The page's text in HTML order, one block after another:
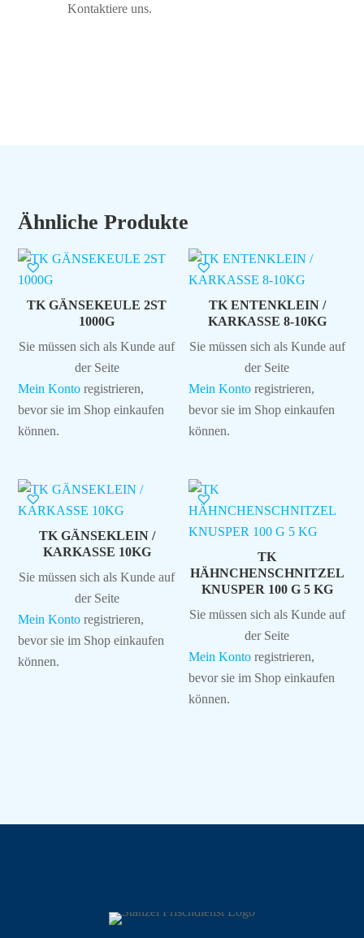
Kontaktiere uns.
Ähnliche Produkte
TK GÄNSEKEULE 2ST
1000G
Sie müssen sich als Kunde auf
der Seite
Mein Konto registrieren,
bevor sie im Shop einkaufen
können.
TK ENTENKLEIN /
KARKASSE 8-10KG
Sie müssen sich als Kunde auf
der Seite
Mein Konto registrieren,
bevor sie im Shop einkaufen
können.
TK GÄNSEKLEIN /
KARKASSE 10KG
Sie müssen sich als Kunde auf
der Seite
Mein Konto registrieren,
bevor sie im Shop einkaufen
können.
TK
HÄHNCHENSCHNITZEL
KNUSPER 100 G 5 KG
Sie müssen sich als Kunde auf
der Seite
Mein Konto registrieren,
bevor sie im Shop einkaufen
können.